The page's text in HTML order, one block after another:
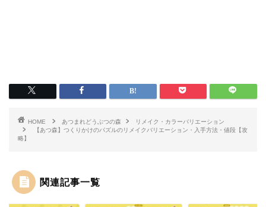
HOME あつまれどうぶつの森
リメイク・カラーバリエーション
【あつ森】つくりかけのパズルのリメイクバリエーション・入手方法・値段【攻
略】
関連記事一覧